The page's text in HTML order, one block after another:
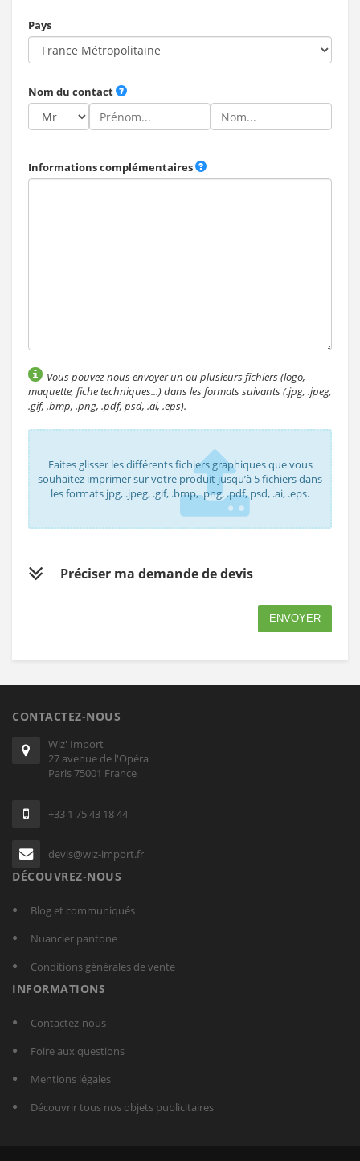
Pays
Nom du contact
Informations complémentaires
Vous pouvez nous envoyer un ou plusieurs fichiers (logo,
maquette, fiche techniques...) dans les formats suivants (.jpg, .jpeg,
.gif, .bmp, .png, .pdf, psd, .ai, .eps).
Faites glisser les différents fichiers graphiques que vous
souhaitez imprimer sur votre produit jusqu’à 5 fichiers dans
les formats jpg, .jpeg, .gif, .bmp, .png, .pdf, psd, .ai, .eps.
Préciser ma demande de devis
ENVOYER
CONTACTEZ-NOUS
Wiz' Import
27 avenue de l'Opéra
Paris 75001 France
+33 1 75 43 18 44
devis@wiz-import.fr
DÉCOUVREZ-NOUS
Blog et communiqués
Nuancier pantone
Conditions générales de vente
INFORMATIONS
Contactez-nous
Foire aux questions
Mentions légales
Découvrir tous nos objets publicitaires